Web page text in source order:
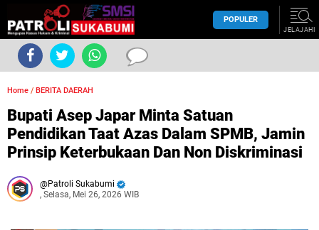
POPULER
JELAJAHI
Home / BERITA DAERAH
Bupati Asep Japar Minta Satuan
Pendidikan Taat Azas Dalam SPMB, Jamin
Prinsip Keterbukaan Dan Non Diskriminasi
Patroli Sukabumi
, Selasa, Mei 26, 2026 WIB